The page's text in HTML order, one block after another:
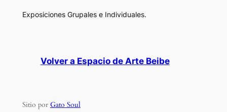
Exposiciones Grupales e Individuales.
Volver a Espacio de Arte Beibe
Sitio por Gato Soul